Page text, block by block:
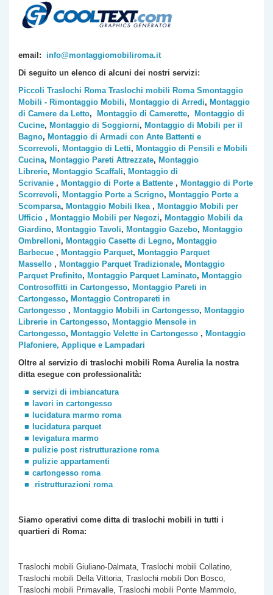
email: info@montaggiomobiliroma.it
Di seguito un elenco di alcuni dei nostri servizi:
Piccoli Traslochi Roma Traslochi mobili Roma Smontaggio
Mobili - Rimontaggio Mobili, Montaggio di Arredi, Montaggio
di Camere da Letto, Montaggio di Camerette,
Montaggio di
Cucine, Montaggio di Soggiorni, Montaggio di Mobili per il
Bagno, Montaggio di Armadi con Ante Battenti e
Scorrevoli, Montaggio di Letti, Montaggio di Pensili e Mobili
Cucina, Montaggio Pareti Attrezzate, Montaggio
Librerie, Montaggio Scaffali, Montaggio di
Scrivanie , Montaggio di Porte a Battente , Montaggio di Porte
Scorrevoli, Montaggio Porte a Scrigno, Montaggio Porte a
Scomparsa, Montaggio Mobili Ikea, Montaggio Mobili per
Ufficio , Montaggio Mobili per Negozi, Montaggio Mobili da
Giardino, Montaggio Tavoli, Montaggio Gazebo, Montaggio
Ombrelloni, Montaggio Casette di Legno, Montaggio
Barbecue , Montaggio Parquet, Montaggio Parquet
Massello , Montaggio Parquet Tradizionale, Montaggio
Parquet Prefinito, Montaggio Parquet Laminato, Montaggio
Controsoffitti in Cartongesso, Montaggio Pareti in
Cartongesso, Montaggio Contropareti in
Cartongesso , Montaggio Mobili in Cartongesso, Montaggio
Librerie in Cartongesso, Montaggio Mensole in
Cartongesso, Montaggio Velette in Cartongesso , Montaggio
Plafoniere, Applique e Lampadari
Oltre al servizio di traslochi mobili Roma Aureliala nostra
ditta esegue con professionalità:
servizi di imbiancatura
lavori in cartongesso
lucidatura marmo roma
lucidatura parquet
levigatura marmo
pulizie post ristrutturazione roma
pulizie appartamenti
cartongesso roma
ristrutturazioni roma
Siamo operativi come ditta di traslochi mobili in tutti i
quartieri di Roma:
Traslochi mobili Giuliano-Dalmata, Traslochi mobili Collatino,
Traslochi mobili Della Vittoria, Traslochi mobili Don Bosco,
Traslochi mobili Primavalle, Traslochi mobili Ponte Mammolo,